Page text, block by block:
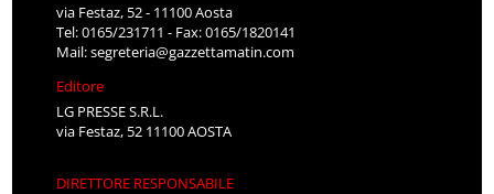
via Festaz, 52 - 11100 Aosta
Tel: 0165/231711 - Fax: 0165/1820141
Mail:segreteria@gazzettamatin.com
Editore
LG PRESSE S.R.L.
via Festaz, 52 11100 AOSTA
DIRETTORE RESPONSABILE